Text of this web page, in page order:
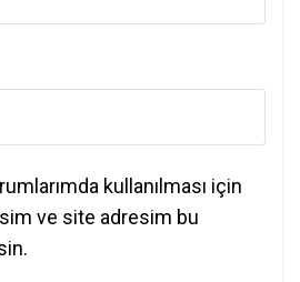
kullanılması için
ve site adresim bu